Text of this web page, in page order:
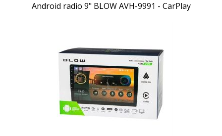
Android radio 9" BLOW AVH-9991 - CarPlay